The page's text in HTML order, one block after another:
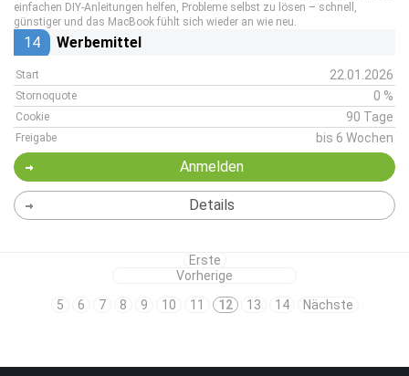
einfachen DIY-Anleitungen helfen, Probleme selbst zu lösen – schnell,
günstiger und das MacBook fühlt sich wieder an wie neu.
14 Werbemittel
Start 22.01.2026
Stornoquote 0 %
Cookie 90 Tage
Freigabe bis 6 Wochen
Anmelden
Details
Erste
Vorherige
5
6 7 8 9 10 11 12 13 14 Nächste